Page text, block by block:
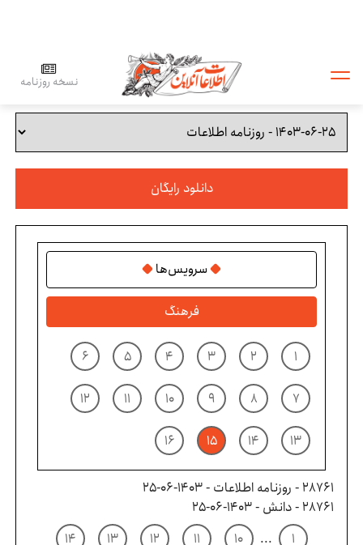
نسخه روزنامه
دانلود رایگان
سرویس‌ها
فرهنگ
۱ ۲ ۳ ۴ ۵ ۶
۷ ۸ ۹ ۱۰ ۱۱ ۱۲
۱۳ ۱۴ ۱۵ ۱۶
28761 - روزنامه اطلاعات - ۱۴۰۳-۰۶-۲۵
28761 - دانش - ۱۴۰۳-۰۶-۲۵
۱
... ۱۰ ۱۱ ۱۲ ۱۳ ۱۴